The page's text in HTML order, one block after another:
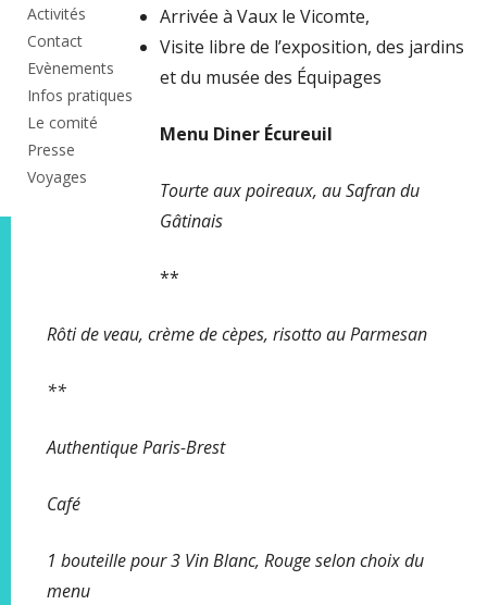
Activités
Contact
Evènements
Infos pratiques
Le comité
Presse
Voyages
Arrivée à Vaux le Vicomte,
Visite libre de l’exposition, des jardins
et du musée des Équipages
Menu Diner Écureuil
Tourte aux poireaux, au Safran du
Gâtinais
**
Rôti de veau, crème de cèpes, risotto au Parmesan
**
Authentique Paris-Brest
Café
1 bouteille pour 3 Vin Blanc, Rouge selon choix du
menu